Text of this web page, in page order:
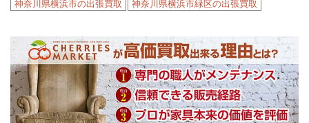
神奈川県横浜市の出張買取
神奈川県横浜市緑区の出張買取